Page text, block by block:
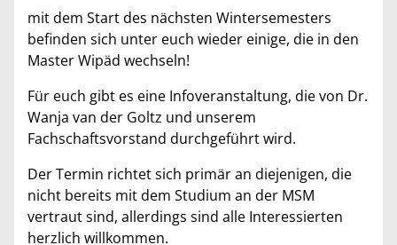
mit dem Start des nächsten Wintersemesters
befinden sich unter euch wieder einige, die in den
Master Wipäd wechseln!
Für euch gibt es eine Infoveranstaltung, die von Dr.
Wanja van der Goltz und unserem
Fachschaftsvorstand durchgeführt wird.
Der Termin richtet sich primär an diejenigen, die
nicht bereits mit dem Studium an der MSM
vertraut sind, allerdings sind alle Interessierten
herzlich willkommen.